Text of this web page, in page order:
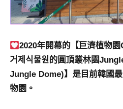
專
觀
光
合
作
2020年開幕的【巨濟植物
거제식물원的圓頂叢林園
Jungle Dome)】是目前韓國
物園。